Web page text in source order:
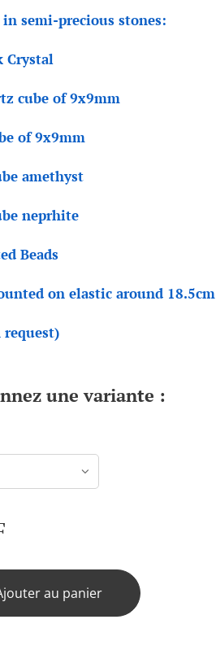
in semi-precious stones:
Crystal
cube of 9x9mm
of 9x9mm
amethyst
neprhite
Beads
on elastic around 18.5cm
request)
une variante :
au panier